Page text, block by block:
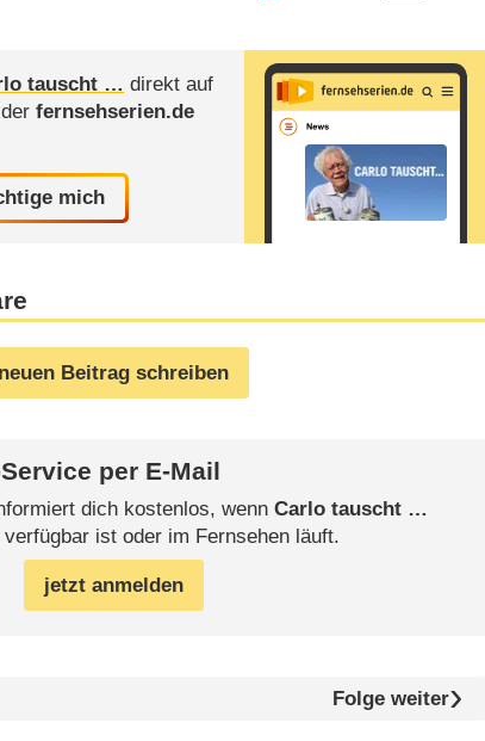
tauscht … direkt auf
derfernsehserien.de
mich
neuen Beitrag schreiben
per E-Mail
dich kostenlos, wenn Carlo tauscht …
ist oder im Fernsehen läuft.
jetzt anmelden
Folge weiter